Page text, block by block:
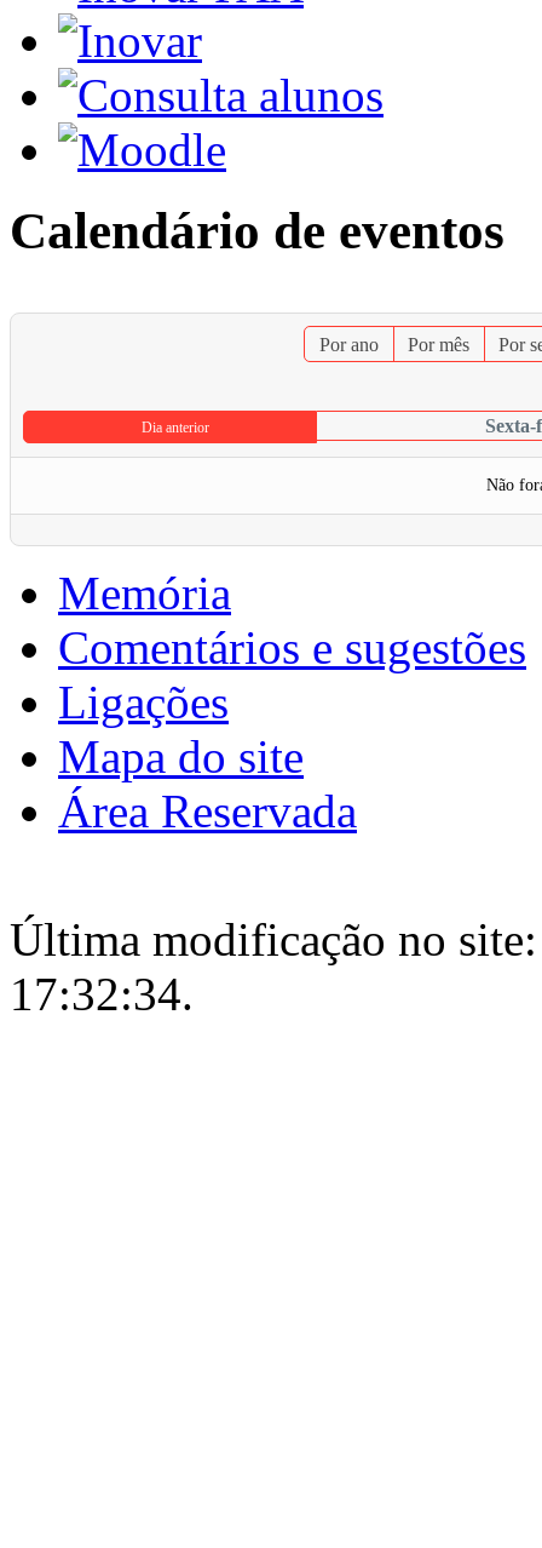
Calendário de eventos
Por ano Por mês Por
Dia anterior
Não
Memória
Comentários e sugestões
Ligações
Mapa do site
Área Reservada
Última modificação no
17:32:34.